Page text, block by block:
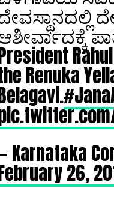
Renuka
Karnataka
26,